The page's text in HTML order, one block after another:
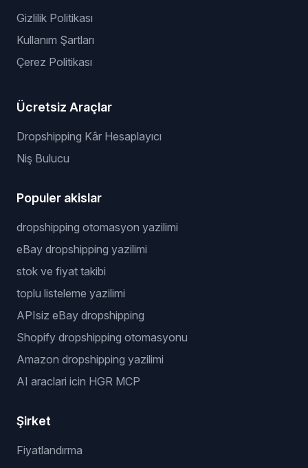
Gizlilik Politikası
Kullanım Şartları
Çerez Politikası
Ücretsiz Araçlar
Dropshipping Kâr Hesaplayıcı
Niş Bulucu
Populer akislar
dropshipping otomasyon yazilimi
eBay dropshipping yazilimi
stok ve fiyat takibi
toplu listeleme yazilimi
APIsiz eBay dropshipping
Shopify dropshipping otomasyonu
Amazon dropshipping yazilimi
AI araclari icin HGR MCP
Şirket
Fiyatlandırma